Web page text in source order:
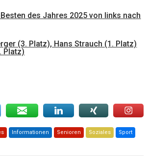
des Jahres 2025 von links nach
(3. Platz), Hans Strauch (1. Platz)
Platz)
Informationen Senioren Soziales Sport